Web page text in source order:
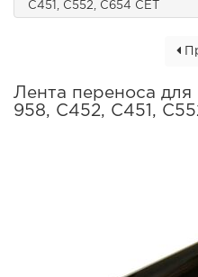
C451, C552, C654 CET
Лента переноса
958, C452, C451,